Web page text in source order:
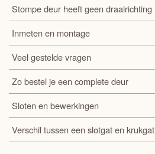
Stompe deur heeft geen draairichting
Inmeten en montage
Veel gestelde vragen
Zo bestel je een complete deur
Sloten en bewerkingen
Verschil tussen een slotgat en krukgat